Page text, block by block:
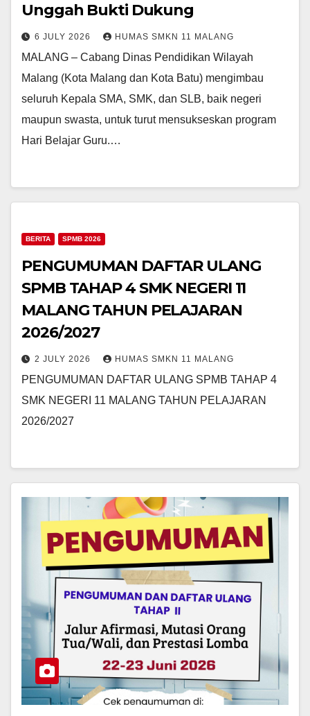
Unggah Bukti Dukung
6 JULY 2026 HUMAS SMKN 11 MALANG
MALANG – Cabang Dinas Pendidikan Wilayah
Malang (Kota Malang dan Kota Batu) mengimbau
seluruh Kepala SMA, SMK, dan SLB, baik negeri
maupun swasta, untuk turut mensukseskan program
Hari Belajar Guru.…
BERITA SPMB 2026
PENGUMUMAN DAFTAR ULANG
SPMB TAHAP 4 SMK NEGERI 11
MALANG TAHUN PELAJARAN
2026/2027
2 JULY 2026 HUMAS SMKN 11 MALANG
PENGUMUMAN DAFTAR ULANG SPMB TAHAP 4
SMK NEGERI 11 MALANG TAHUN PELAJARAN
2026/2027